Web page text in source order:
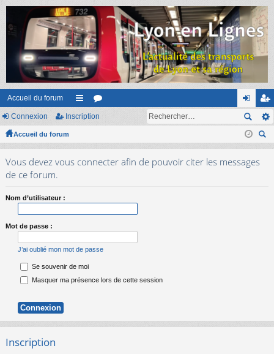
Accueil du forum
ac or on
ne
ns
cri
Connexion Inscription
Accueil du forum
ec
her
Vous devez vous connecter afin de pouvoir citer les messages
de ce forum.
Nom d’utilisateur :
Mot de passe :
J’ai oublié mon mot de passe
Se souvenir de moi
Masquer ma présence lors de cette session
Inscription